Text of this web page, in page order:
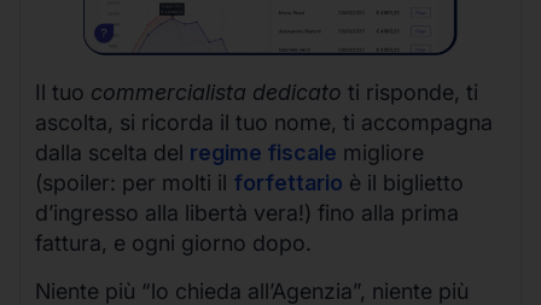
Il tuo commercialista dedicato ti risponde, ti
ascolta, si ricorda il tuo nome, ti accompagna
dalla scelta del regime fiscale migliore
(spoiler: per molti il forfettario è il biglietto
d’ingresso alla libertà vera!) fino alla prima
fattura, e ogni giorno dopo.
Niente più “lo chieda all’Agenzia”, niente più